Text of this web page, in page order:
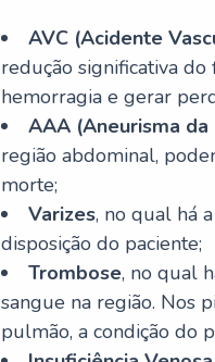
AVC (Acidente
redução significativa
hemorragia e gerar
AAA (Aneurisma
região abdominal,
morte;
Varizes, no qual há
disposição do paciente;
Trombose, no qual
sangue na região. Nos
pulmão, a condição do